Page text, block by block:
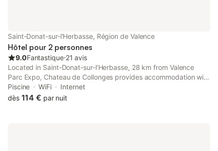
Saint-Donat-sur-l'Herbasse, Région de Valence
Hôtel pour 2 personnes
9.0Fantastique⋅21 avis
Located in Saint-Donat-sur-lʼHerbasse, 28 km from Valence
Parc Expo, Chateau de Collonges provides accommodation with
free bikes, free private parking, a seasonal outdoor swimming
pool and a garden.
Piscine WiFi
Internet
dès 114 € par nuit